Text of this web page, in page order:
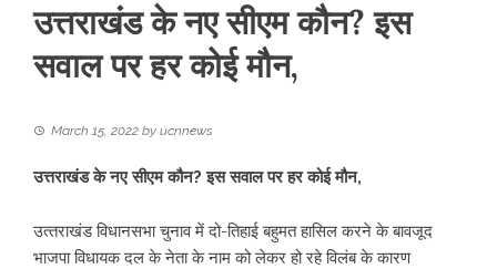
उत्तराखंड के नए सीएम कौन? इस
सवाल पर हर कोई मौन,
March 15, 2022 by ucnnews
उत्तराखंड के नए सीएम कौन? इस सवाल पर हर कोई मौन,
उत्‍तराखंड विधानसभा चुनाव में दो-तिहाई बहुमत हासिल करने के बावजूद
भाजपा विधायक दल के नेता के नाम को लेकर हो रहे विलंब के कारण